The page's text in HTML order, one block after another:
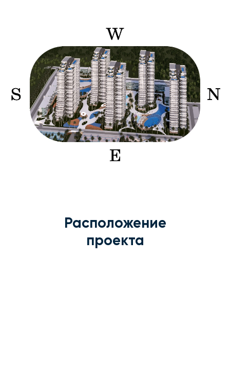
Расположение
проекта